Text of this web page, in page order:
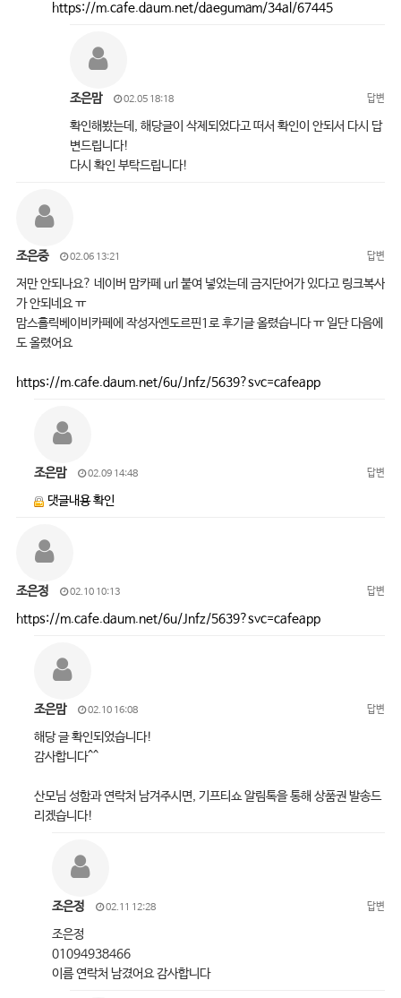
https://m.cafe.daum.net/daegumam/34al/67445
조은맘 02.05 18:18 답변
확인해봤는데, 해당글이 삭제되었다고 떠서 확인이 안되서 다시 답
변드립니다!
다시 확인 부탁드립니다!
조은중 02.06 13:21 답변
저만 안되나요? 네이버 맘카페 url 붙여 넣었는데 금지단어가 있다고 링크복사
가 안되네요 ㅠ
맘스홀릭베이비카페에 작성자엔도르핀1로 후기글 올렸습니다 ㅠ 일단 다음에
도 올렸어요
https://m.cafe.daum.net/6u/Jnfz/5639?svc=cafeapp
조은맘 02.09 14:48 답변
댓글내용 확인
조은정 02.10 10:13 답변
https://m.cafe.daum.net/6u/Jnfz/5639?svc=cafeapp
조은맘 02.10 16:08 답변
해당 글 확인되었습니다!
감사합니다^^
산모님 성함과 연락처 남겨주시면, 기프티쇼 알림톡을 통해 상품권 발송드
리겠습니다!
조은정 02.11 12:28 답변
조은정
01094938466
이름 연락처 남겼어요 감사합니다